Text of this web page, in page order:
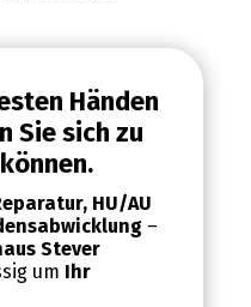
Händen
Sie sich zu
HU/AU
–
Stever
um Ihr